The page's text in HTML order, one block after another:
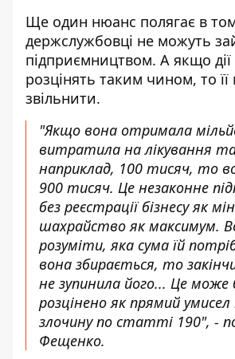
Ще один нюанс полягає в
держслужбовці не можуть
підприємництвом. А якщо дії
розцінять таким чином, то
звільнити.
"Якщо вона отримала
витратила на лікування
наприклад, 100 тисяч, то
900 тисяч. Це незаконне
без реєстрації бізнесу як
шахрайство як максимум.
розуміти, яка сума їй
вона збирається, то
не зупинила його... Це може
розцінено як прямий
злочину по статті 190", -
Фещенко.